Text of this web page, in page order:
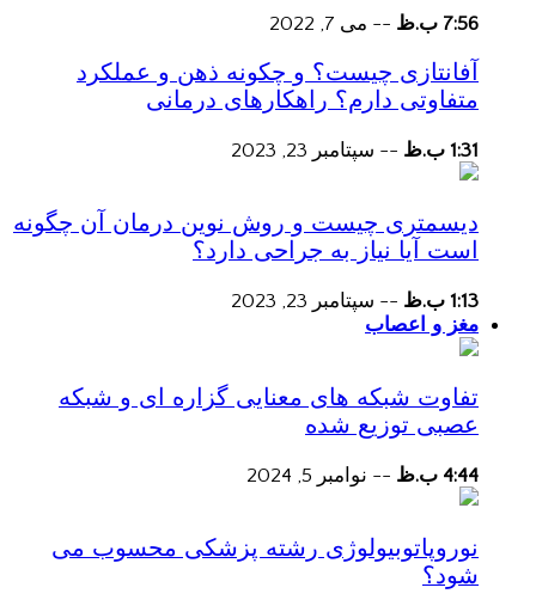
7:56 ب.ظ -- می 7, 2022
آفانتازی چیست؟ و چکونه ذهن و عملکرد
متفاوتی دارم؟ راهکارهای درمانی
1:31 ب.ظ -- سپتامبر 23, 2023
دیسمتری چیست و روش نوین درمان آن چگونه
است آیا نیاز به جراحی دارد؟
1:13 ب.ظ -- سپتامبر 23, 2023
مغز و اعصاب
تفاوت شبکه های معنایی گزاره ای و شبکه
عصبی توزیع شده
4:44 ب.ظ -- نوامبر 5, 2024
نوروپاتوبیولوژی رشته پزشکی محسوب می
شود؟